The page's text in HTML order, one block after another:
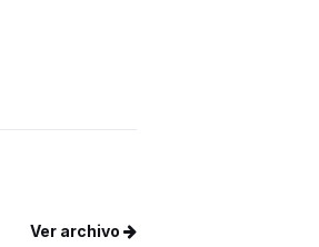
Ver archivo